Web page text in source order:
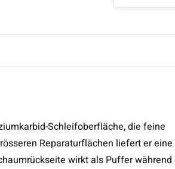
Schleifoberfläche, die feine
Reparaturflächen liefert er eine
wirkt als Puffer während